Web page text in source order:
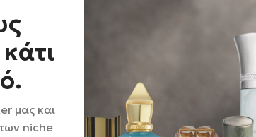
μας και
niche